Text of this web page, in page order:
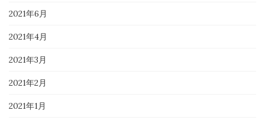
2021年6月
2021年4月
2021年3月
2021年2月
2021年1月